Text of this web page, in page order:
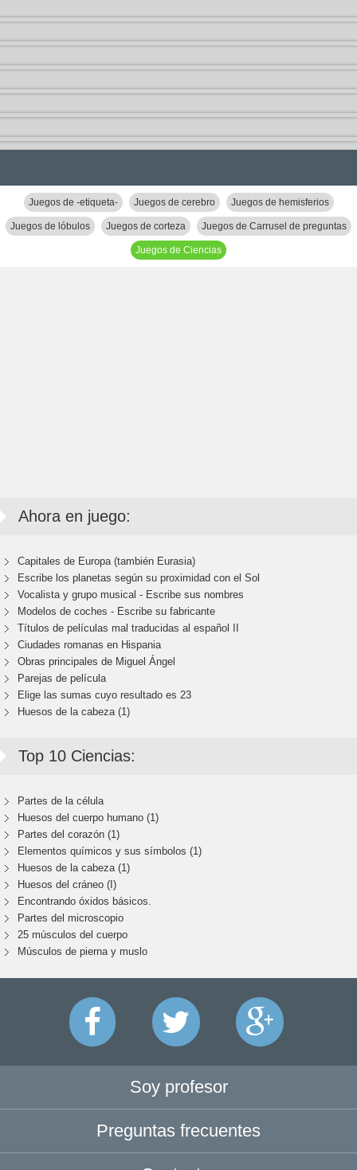
Juegos de -etiqueta- Juegos de cerebro Juegos de hemisferios
Juegos de lóbulos Juegos de corteza Juegos de Carrusel de preguntas
Juegos de Ciencias
Ahora en juego:
Capitales de Europa (también Eurasia)
Escribe los planetas según su proximidad con el Sol
Vocalista y grupo musical - Escribe sus nombres
Modelos de coches - Escribe su fabricante
Títulos de películas mal traducidas al español II
Ciudades romanas en Hispania
Obras principales de Miguel Ángel
Parejas de película
Elige las sumas cuyo resultado es 23
Huesos de la cabeza (1)
Top 10 Ciencias:
Partes de la célula
Huesos del cuerpo humano (1)
Partes del corazón (1)
Elementos químicos y sus símbolos (1)
Huesos de la cabeza (1)
Huesos del cráneo (I)
Encontrando óxidos básicos.
Partes del microscopio
25 músculos del cuerpo
Músculos de pierna y muslo
Soy profesor
Preguntas frecuentes